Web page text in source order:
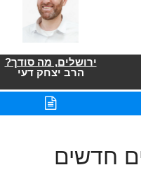
ירושלים, מה סודך?
הרב יצחק דעי
חדשים